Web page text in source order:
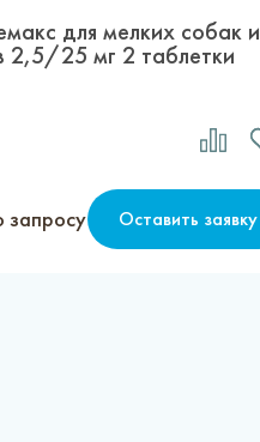
для мелких собак и
2,5/25 мг 2 таблетки
запросу Оставить заявку